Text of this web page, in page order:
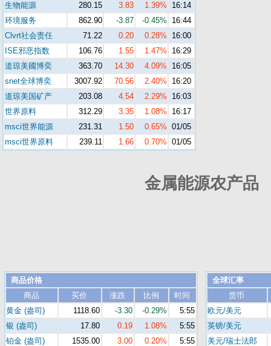
生物能源
280.15 3.83 1.39%
16:14
环境服务
862.90 -3.87 -0.45%
16:44
Clvrt社会责任
71.22 0.20 0.28%
16:00
ISE邪恶指数
106.76 1.55 1.47%
16:29
道琼美國博奕
363.70 14.30 4.09%
16:05
snet全球博奕
3007.92 70.56 2.40%
16:20
道琼美国矿产
203.08 4.54 2.29%
16:03
世界原料
312.29 3.35 1.08%
16:17
msci世界能源
231.31 1.50 0.65% 01/05
msci世界原料
239.11 1.66 0.70% 01/05
金属能源农产
商品价格
商品
买价 涨跌 比例
时间
黄金 (盎司)
1118.60 -3.30 -0.29%
5:55
银 (盎司)
17.80 0.19 1.08%
5:55
铂金 (盎司)
1535.00 3.00 0.20%
5:55
全球汇率
货币
欧元/美元
英镑/美元
美元/瑞士法郎